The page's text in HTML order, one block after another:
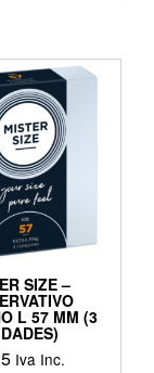
SIZE –
L 57 MM (3
Iva Inc.